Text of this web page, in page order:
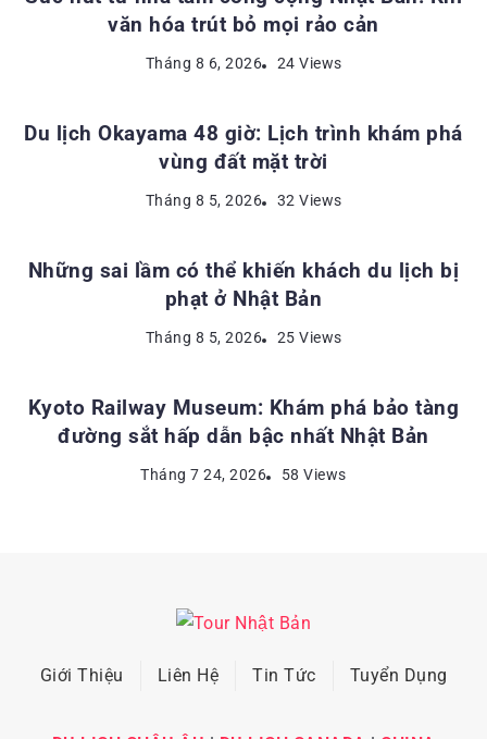
văn hóa trút bỏ mọi rảo cản
Tháng 8 6, 2026 24 Views
ĐỊA ĐIỂM DU LỊCH NHẬT BẢN
Du lịch Okayama 48 giờ: Lịch trình khám phá
vùng đất mặt trời
Tháng 8 5, 2026 32 Views
KINH NGHIỆM DU LỊCH NHẬT BẢN
Những sai lầm có thể khiến khách du lịch bị
phạt ở Nhật Bản
Tháng 8 5, 2026 25 Views
ĐỊA ĐIỂM DU LỊCH NHẬT BẢN
Kyoto Railway Museum: Khám phá bảo tàng
đường sắt hấp dẫn bậc nhất Nhật Bản
Tháng 7 24, 2026 58 Views
Giới Thiệu Liên Hệ Tin Tức Tuyển Dụng